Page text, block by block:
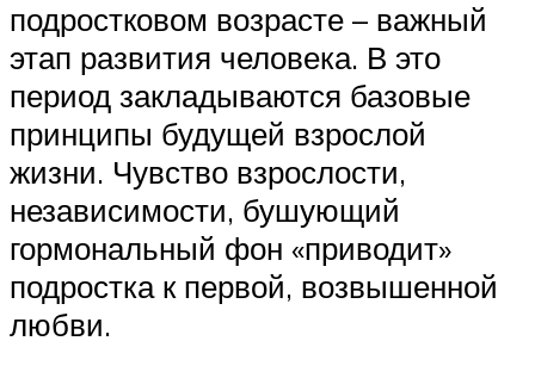
подростковом возрасте – важный
этап развития человека. В это
период закладываются базовые
принципы будущей взрослой
жизни. Чувство взрослости,
независимости, бушующий
гормональный фон «приводит»
подростка к первой, возвышенной
любви.